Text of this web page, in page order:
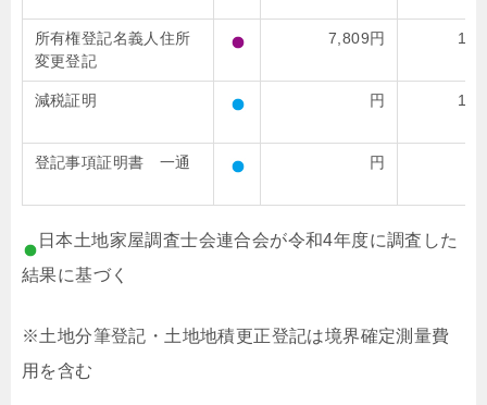
所有権登記名義人住所
変更登記
7,809円
減税証明 円
登記事項証明書 一通 円
日本土地家屋調査士会連合会が令和4年度に調査した
結果に基づく
※土地分筆登記・土地地積更正登記は境界確定測量費
用を含む